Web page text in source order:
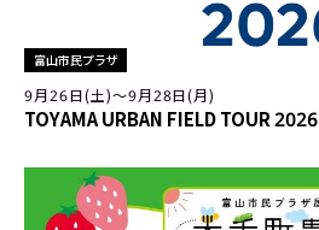
富山市民プラザ
9月26日(土)〜9月28日(月)
TOYAMA URBAN FIELD TOUR 2026